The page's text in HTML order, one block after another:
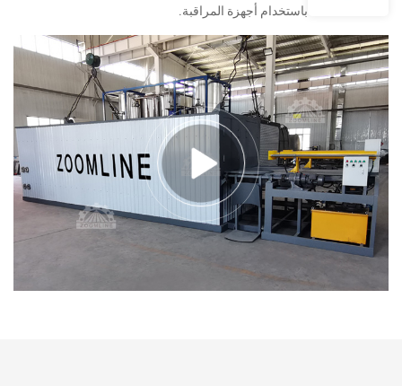
باستخدام أجهزة المراقبة.